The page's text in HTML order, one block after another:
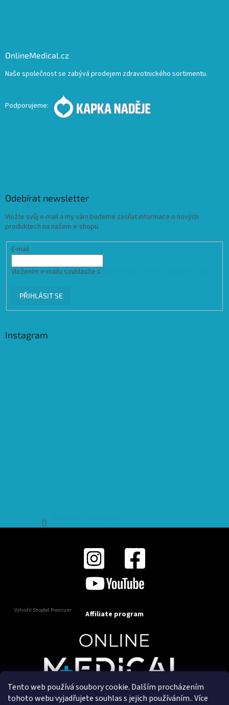
Tento web používá soubory cookie. Dalším procházením
tohoto webu vyjadřujete souhlas s jejich používáním.. Více
OnlineMedical.cz
Naše společnost se zabývá prodejem zdravotnického sortimentu.
Podporujeme:
Odebírat newsletter
Vložte svůj e-mail a my vám budeme zasílat informace o nových
produktech na našem e-shopu.
E-mail
Vložením e-mailu souhlasíte s
PŘIHLÁSIT SE
Instagram
Vytvořil Shoptet Premium Affiliate program
Copyright 2025OnlineMedical.cz. Všechna práva